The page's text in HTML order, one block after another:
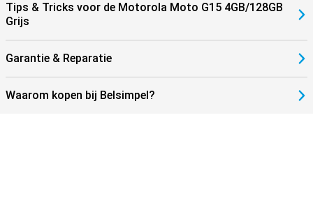
Tips & Tricks voor de Motorola Moto G15 4GB/128GB
Grijs
Garantie & Reparatie
Waarom kopen bij Belsimpel?